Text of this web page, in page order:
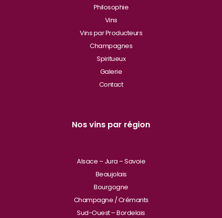
Philosophie
Vins
Vins par Producteurs
Champagnes
Spiritueux
Galerie
Contact
Nos vins par région
Alsace – Jura – Savoie
Beaujolais
Bourgogne
Champagne / Crémants
Sud-Ouest – Bordelais